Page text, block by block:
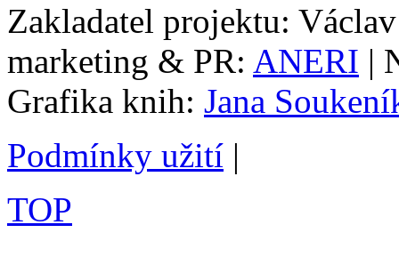
Zakladatel projektu:
marketing & PR: ANERI |
Grafika knih: Jana
Podmínky užití |
TOP